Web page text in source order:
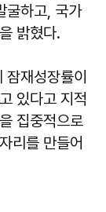
굴하고, 국가
밝혔다.
재성장률이
있다고 지적
집중적으로
리를 만들어